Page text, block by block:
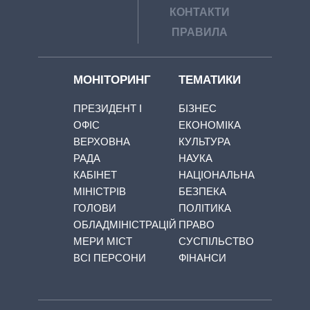
КОНТАКТИ
ПРАВИЛА
МОНІТОРИНГ
ПРЕЗИДЕНТ І
ОФІС
ВЕРХОВНА
РАДА
КАБІНЕТ
МІНІСТРІВ
ГОЛОВИ
ОБЛАДМІНІСТРАЦІЙ
МЕРИ МІСТ
ВСІ ПЕРСОНИ
ТЕМАТИКИ
БІЗНЕС
ЕКОНОМІКА
КУЛЬТУРА
НАУКА
НАЦІОНАЛЬНА
БЕЗПЕКА
ПОЛІТИКА
ПРАВО
СУСПІЛЬСТВО
ФІНАНСИ